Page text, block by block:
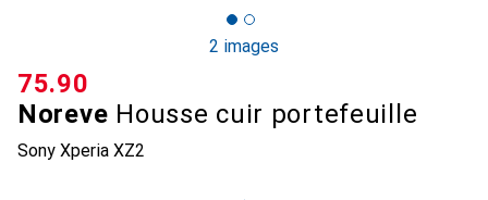
2 images
Noreve Housse cuir portefeuille
Sony Xperia XZ2
CHF
75.90